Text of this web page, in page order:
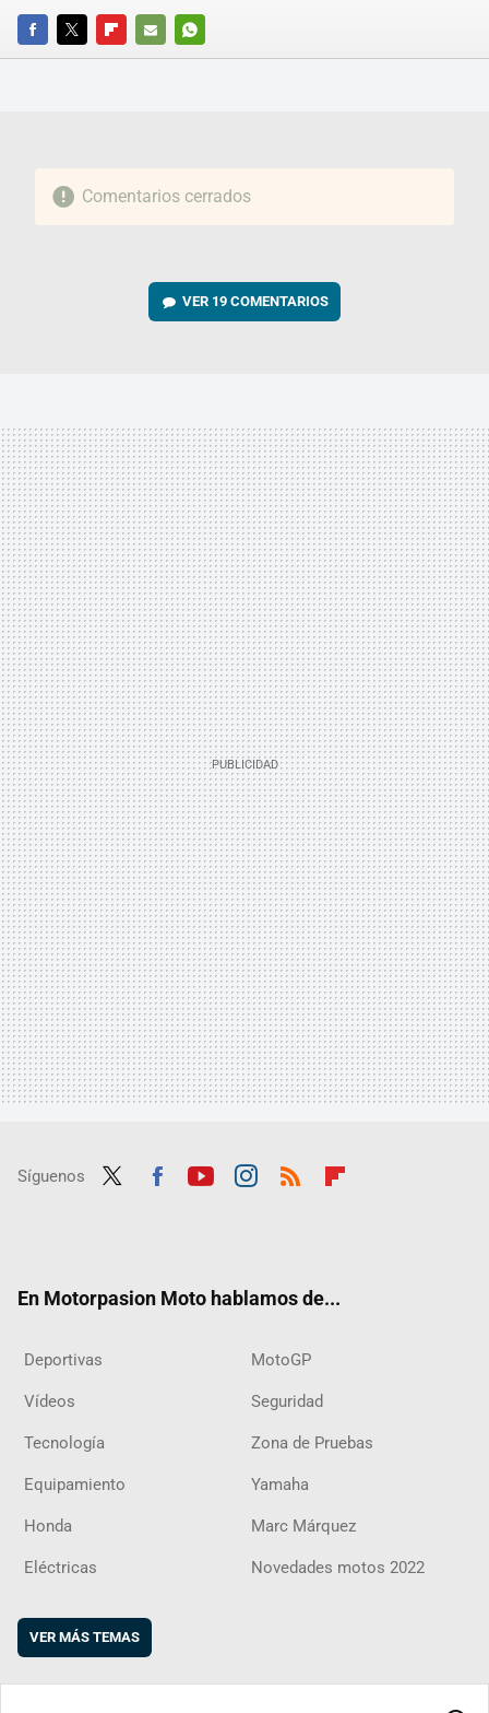
FACEBOOKTWITTERFLIPBOARD
E-
WHATSAPP
Comentarios cerrados
VER 19 COMENTARIOS
Síguenos
En Motorpasion Moto hablamos de...
Deportivas MotoGP
Vídeos Seguridad
Tecnología Zona de Pruebas
Equipamiento Yamaha
Honda Marc Márquez
Eléctricas Novedades motos 2022
VER MÁS TEMAS